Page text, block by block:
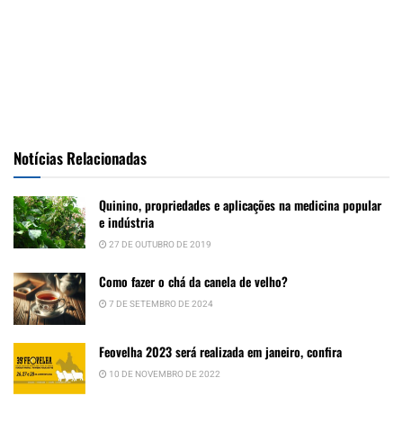
Notícias Relacionadas
Quinino, propriedades e aplicações na medicina popular
e indústria
27 DE OUTUBRO DE 2019
Como fazer o chá da canela de velho?
7 DE SETEMBRO DE 2024
Feovelha 2023 será realizada em janeiro, confira
10 DE NOVEMBRO DE 2022